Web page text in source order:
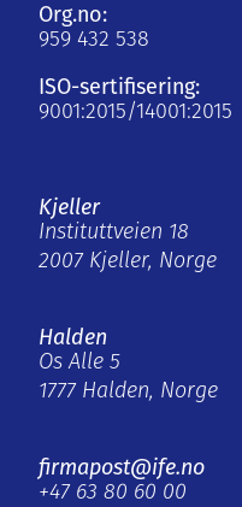
Org.no:
959 432 538
ISO-sertifisering:
9001:2015/14001:2015
Kjeller
Instituttveien 18
2007 Kjeller, Norge
Halden
Os Alle 5
1777 Halden, Norge
firmapost@ife.no
+47 63 80 60 00